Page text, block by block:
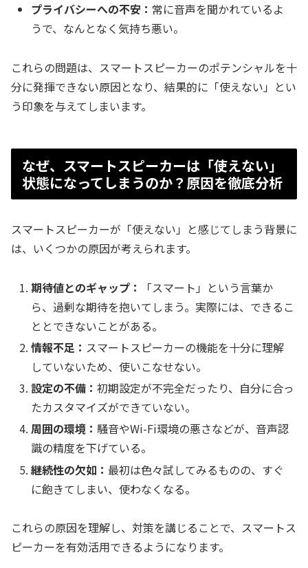
プライバシーへの不安： 常に音声を聞かれているよ
うで、なんとなく気持ち悪い。
これらの問題は、スマートスピーカーのポテンシャルを十
分に発揮できない原因となり、結果的に「使えない」とい
う印象を与えてしまいます。
なぜ、スマートスピーカーは「使えない」
状態になってしまうのか？原因を徹底分析
スマートスピーカーが「使えない」と感じてしまう背景に
は、いくつかの原因が考えられます。
期待値とのギャップ：
「スマート」という言葉か
ら、過剰な期待を抱いてしまう。実際には、できるこ
ととできないことがある。
情報不足： スマートスピーカーの機能を十分に理解
していないため、使いこなせない。
設定の不備：初期設定が不完全だったり、自分に合っ
たカスタマイズができていない。
周囲の環境：騒音やWi-Fi環境の悪さなどが、音声認
識の精度を下げている。
継続性の欠如： 最初は色々試してみるものの、すぐ
に飽きてしまい、使わなくなる。
これらの原因を理解し、対策を講じることで、スマートス
ピーカーを有効活用できるようになります。